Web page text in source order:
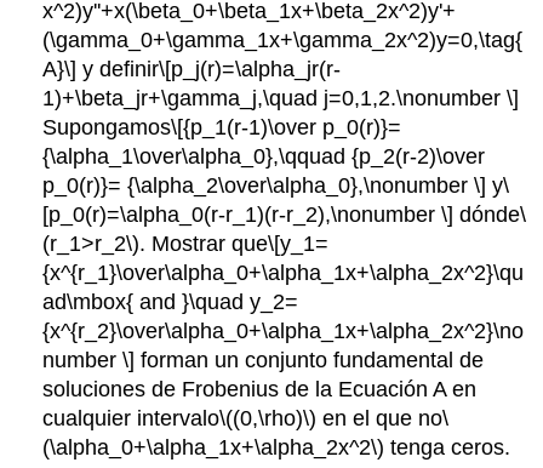
x^2)y''+x(\beta_0+\beta_1x+\beta_2x^2)y'+
(\gamma_0+\gamma_1x+\gamma_2x^2)y=0,\tag{
A}\] y definir\[p_j(r)=\alpha_jr(r-
1)+\beta_jr+\gamma_j,\quad j=0,1,2.\nonumber \]
Supongamos\[{p_1(r-1)\over p_0(r)}=
{\alpha_1\over\alpha_0},\qquad {p_2(r-2)\over
p_0(r)}= {\alpha_2\over\alpha_0},\nonumber \] y\
[p_0(r)=\alpha_0(r-r_1)(r-r_2),\nonumber \] dónde\
(r_1>r_2\). Mostrar que\[y_1=
{x^{r_1}\over\alpha_0+\alpha_1x+\alpha_2x^2}\qu
ad\mbox{ and }\quad y_2=
{x^{r_2}\over\alpha_0+\alpha_1x+\alpha_2x^2}\no
number \] forman un conjunto fundamental de
soluciones de Frobenius de la Ecuación A en
cualquier intervalo\((0,\rho)\) en el que no\
(\alpha_0+\alpha_1x+\alpha_2x^2\) tenga ceros.